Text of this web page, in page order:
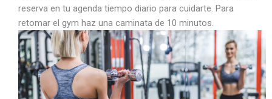
reserva en tu agenda tiempo diario para cuidarte. Para
retomar el gym haz una caminata de 10 minutos.